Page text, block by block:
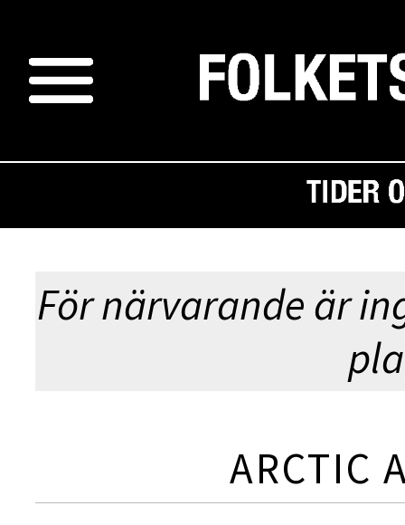
För närvarande är
ARCTIC